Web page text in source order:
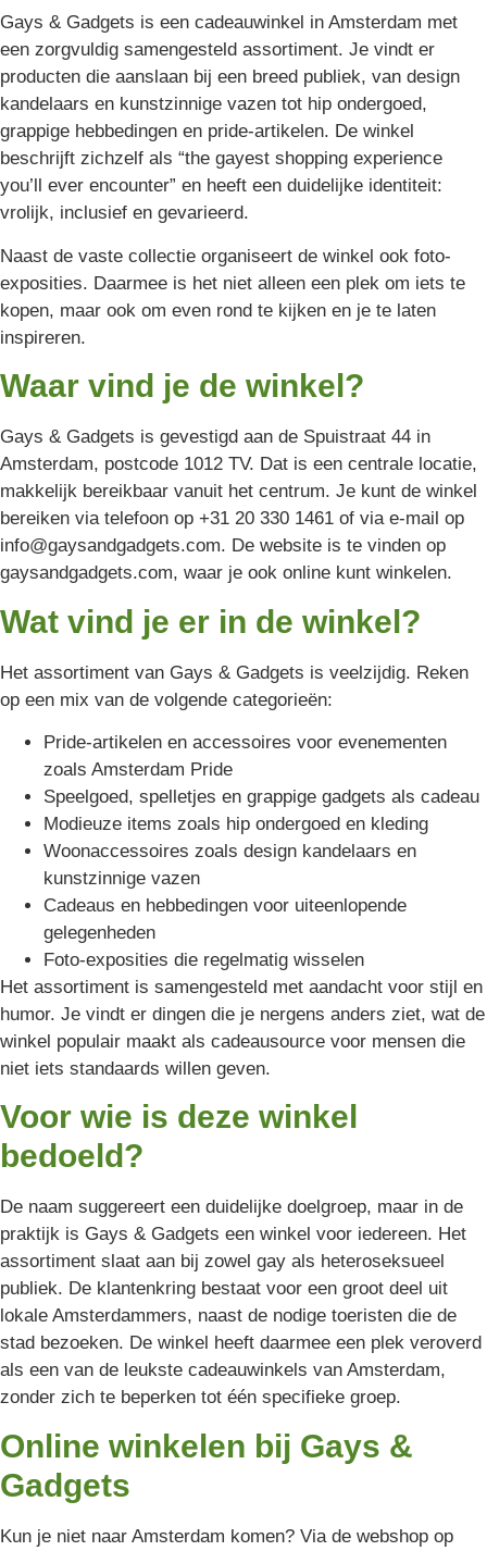
Gays & Gadgets is een cadeauwinkel in Amsterdam met
een zorgvuldig samengesteld assortiment. Je vindt er
producten die aanslaan bij een breed publiek, van design
kandelaars en kunstzinnige vazen tot hip ondergoed,
grappige hebbedingen en pride-artikelen. De winkel
beschrijft zichzelf als “the gayest shopping experience
you’ll ever encounter” en heeft een duidelijke identiteit:
vrolijk, inclusief en gevarieerd.
Naast de vaste collectie organiseert de winkel ook foto-
exposities. Daarmee is het niet alleen een plek om iets te
kopen, maar ook om even rond te kijken en je te laten
inspireren.
Waar vind je de winkel?
Gays & Gadgets is gevestigd aan de Spuistraat 44 in
Amsterdam, postcode 1012 TV. Dat is een centrale locatie,
makkelijk bereikbaar vanuit het centrum. Je kunt de winkel
bereiken via telefoon op +31 20 330 1461 of via e-mail op
info@gaysandgadgets.com. De website is te vinden op
gaysandgadgets.com, waar je ook online kunt winkelen.
Wat vind je er in de winkel?
Het assortiment van Gays & Gadgets is veelzijdig. Reken
op een mix van de volgende categorieën:
Pride-artikelen en accessoires voor evenementen
zoals Amsterdam Pride
Speelgoed, spelletjes en grappige gadgets als cadeau
Modieuze items zoals hip ondergoed en kleding
Woonaccessoires zoals design kandelaars en
kunstzinnige vazen
Cadeaus en hebbedingen voor uiteenlopende
gelegenheden
Foto-exposities die regelmatig wisselen
Het assortiment is samengesteld met aandacht voor stijl en
humor. Je vindt er dingen die je nergens anders ziet, wat de
winkel populair maakt als cadeausource voor mensen die
niet iets standaards willen geven.
Voor wie is deze winkel
bedoeld?
De naam suggereert een duidelijke doelgroep, maar in de
praktijk is Gays & Gadgets een winkel voor iedereen. Het
assortiment slaat aan bij zowel gay als heteroseksueel
publiek. De klantenkring bestaat voor een groot deel uit
lokale Amsterdammers, naast de nodige toeristen die de
stad bezoeken. De winkel heeft daarmee een plek veroverd
als een van de leukste cadeauwinkels van Amsterdam,
zonder zich te beperken tot één specifieke groep.
Online winkelen bij Gays &
Gadgets
Kun je niet naar Amsterdam komen? Via de webshop op